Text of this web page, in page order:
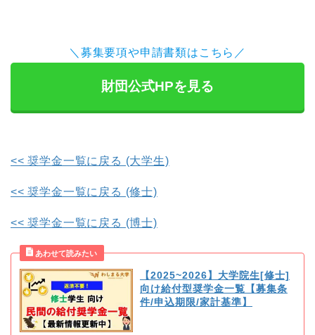
＼募集要項や申請書類はこちら／
財団公式HPを見る
<< 奨学金一覧に戻る (大学生)
<< 奨学金一覧に戻る (修士)
<< 奨学金一覧に戻る (博士)
【2025~2026】大学院生[修士]
向け給付型奨学金一覧【募集条
件/申込期限/家計基準】